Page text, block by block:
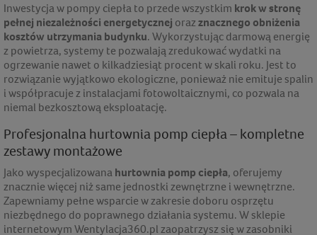
Inwestycja w pompy ciepła to przede wszystkim krok w stronę
pełnej niezależności energetycznej orazznacznego obniżenia
kosztów utrzymania budynku. Wykorzystując darmową energię
z powietrza, systemy te pozwalają zredukować wydatki na
ogrzewanie nawet o kilkadziesiąt procent w skali roku. Jest to
rozwiązanie wyjątkowo ekologiczne, ponieważ nie emituje spalin
i współpracuje z instalacjami fotowoltaicznymi, co pozwala na
niemal bezkosztową eksploatację.
Profesjonalna hurtownia pomp ciepła – kompletne
zestawy montażowe
Jako wyspecjalizowanahurtownia pomp ciepła, oferujemy
znacznie więcej niż same jednostki zewnętrzne i wewnętrzne.
Zapewniamy pełne wsparcie w zakresie doboru osprzętu
niezbędnego do poprawnego działania systemu. W sklepie
internetowym Wentylacja360.pl zaopatrzysz się w zasobniki